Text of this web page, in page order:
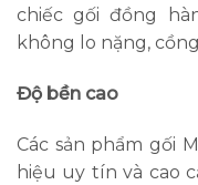
chiếc gối đồng
không lo nặng,
Độ bền cao
Các sản phẩm gối
hiệu uy tín và cao